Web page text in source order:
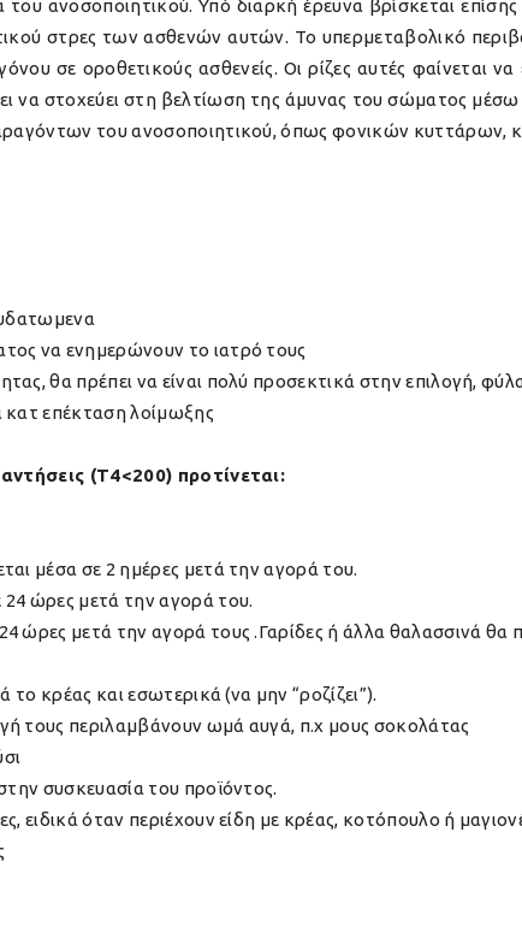
του ανοσοποιητικού. Υπό διαρκή έρευνα βρίσκεται
στρες των ασθενών αυτών. Το υπερμεταβολικό
σε οροθετικούς ασθενείς. Οι ρίζες αυτές φαίνεται
να στοχεύει στη βελτίωση της άμυνας του σώματος
του ανοσοποιητικού, όπως φονικών κυττάρων,
να ενημερώνουν το ιατρό τους
θα πρέπει να είναι πολύ προσεκτικά στην επιλογή,
κατ επέκταση λοίμωξης
(Τ4<200) προτίνεται:
μέσα σε 2 ημέρες μετά την αγορά του.
ώρες μετά την αγορά του.
ώρες μετά την αγορά τους .Γαρίδες ή άλλα θαλασσινά θα
κρέας και εσωτερικά (να μην “ροζίζει”).
τους περιλαμβάνουν ωμά αυγά, π.χ μους σοκολάτας
συσκευασία του προϊόντος.
ειδικά όταν περιέχουν είδη με κρέας, κοτόπουλο ή